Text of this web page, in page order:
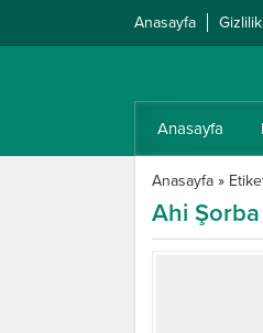
Anasayfa
Anasayfa
Anasayfa »
Ahi